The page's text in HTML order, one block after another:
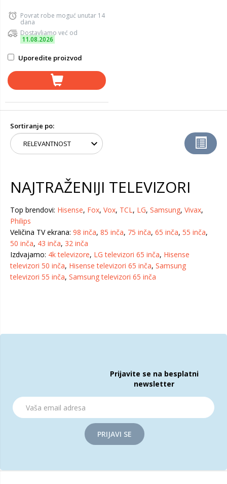
Povrat robe moguć unutar 14
dana
Dostavljamo već od
11.08.2026
Uporedite proizvod
Sortiranje po:
NAJTRAŽENIJI TELEVIZORI
Top brendovi: Hisense, Fox, Vox, TCL, LG, Samsung, Vivax,
Philips
Veličina TV ekrana: 98 inča, 85 inča, 75 inča, 65 inča, 55 inča,
50 inča, 43 inča, 32 inča
Izdvajamo: 4k televizore, LG televizori 65 inča, Hisense
televizori 50 inča, Hisense televizori 65 inča, Samsung
televizori 55 inča, Samsung televizori 65 inča
Prijavite se na besplatni
newsletter
PRIJAVI SE